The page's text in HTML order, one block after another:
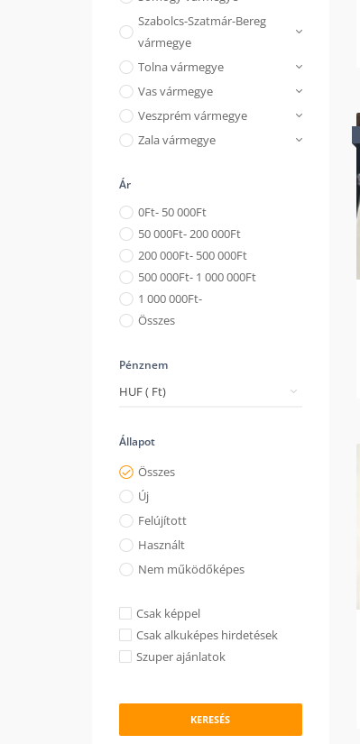
Szabolcs-Szatmár-Bereg
vármegye
Tolna vármegye
Vas vármegye
Veszprém vármegye
Zala vármegye
Ár
0Ft- 50 000Ft
50 000Ft- 200 000Ft
200 000Ft- 500 000Ft
500 000Ft- 1 000 000Ft
1 000 000Ft-
Összes
Pénznem
Állapot
Összes
Új
Felújított
Használt
Nem működőképes
Csak képpel
Csak alkuképes hirdetések
Szuper ajánlatok
KERESÉS